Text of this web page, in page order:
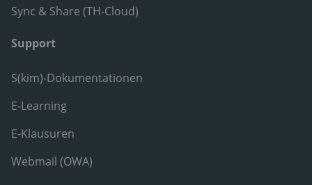
Sync & Share (TH-Cloud)
Support
S(kim)-Dokumentationen
E-Learning
E-Klausuren
Webmail (OWA)